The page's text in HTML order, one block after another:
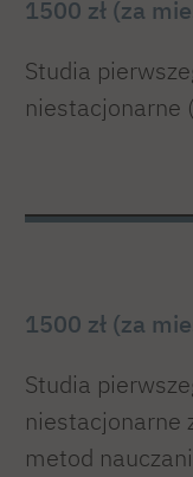
1500 zł (za
Studia
niestacjonarne
1500 zł (za
Studia
niestacjonarne
metod